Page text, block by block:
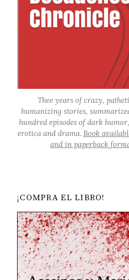
Thee years of crazy,
humanizing stories,
hundred episodes of dark
erotica and drama. Book
and in paperback
¡COMPRA EL LIBRO!